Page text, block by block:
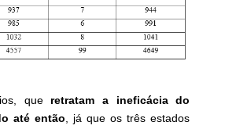
que retratam a ineficácia do
até então, já que os três estados